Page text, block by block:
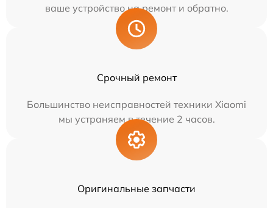
ваше устройство на ремонт и обратно.
Срочный ремонт
Большинство неисправностей техники Xiaomi
мы устраняем в течение 2 часов.
Оригинальные запчасти